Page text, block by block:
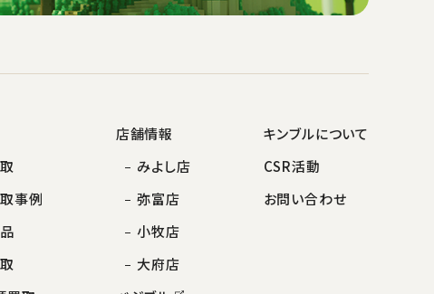
事例
店舗情報
みよし店
弥富店
小牧店
大府店
キンブルについて
CSR活動
お問い合わせ